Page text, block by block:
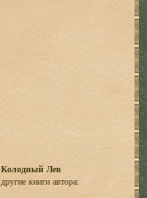
Колодный Лев
другие книги автора: